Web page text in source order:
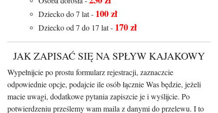
Dziecko do 7 lat - 100 zł
Dziecko od 7 do 17 lat - 170 zł
JAK ZAPISAĆ SIĘ NA SPŁYW KAJAKOWY
Wypełnijcie po prostu formularz rejestracji, zaznaczcie
odpowiednie opcje, podajcie ile osób łącznie Was będzie, jeżeli
macie uwagi, dodatkowe pytania zapiszcie je i wyślijcie. Po
potwierdzeniu prześlemy wam maila z danymi do przelewu. I to